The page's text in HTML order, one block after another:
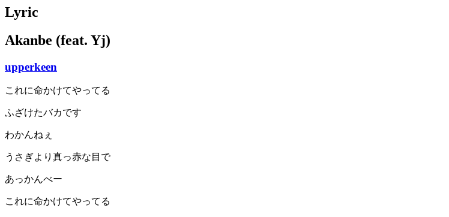
Lyric
Akanbe (feat. Yj)
upperkeen
これに命かけてやってる
ふざけたバカです
わかんねぇ
うさぎより真っ赤な目で
あっかんべー
これに命かけてやってる